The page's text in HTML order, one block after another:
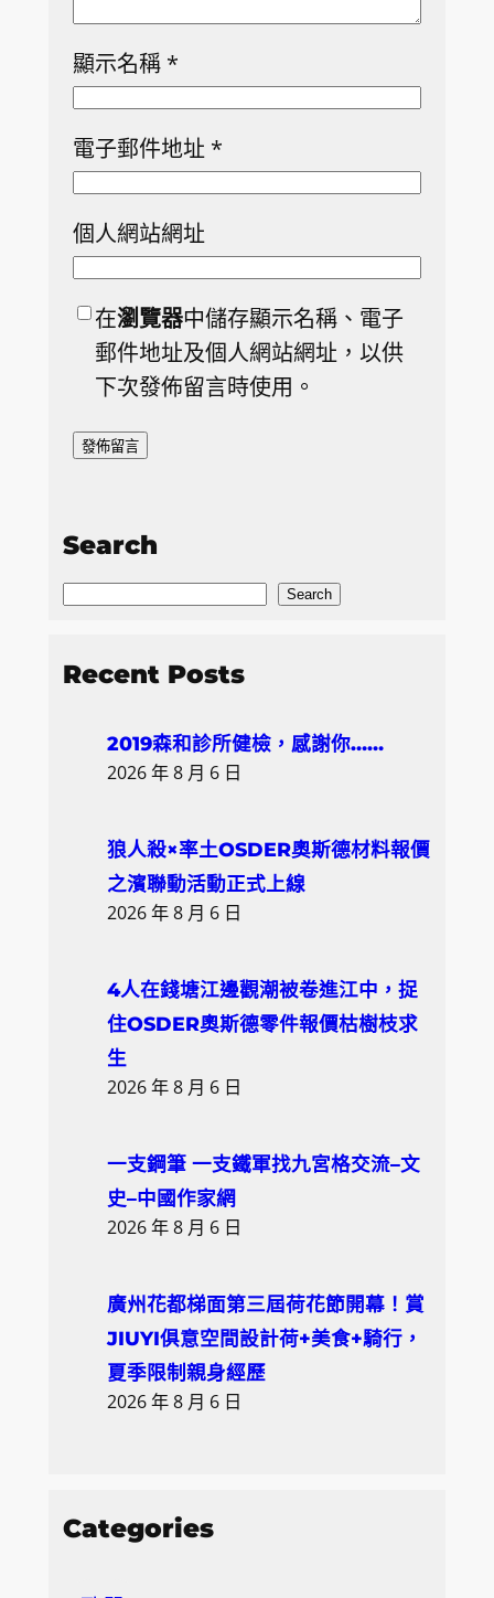
顯示名稱 *
電子郵件地址 *
個人網站網址
在瀏覽器中儲存顯示名稱、電子
郵件地址及個人網站網址，以供
下次發佈留言時使用。
Search
S
a
Search
Recent Posts
2019森和診所健檢，感謝你……
2026 年 8 月 6 日
狼人殺×率土OSDER奧斯德材料報價
之濱聯動活動正式上線
2026 年 8 月 6 日
4人在錢塘江邊觀潮被卷進江中，捉
住OSDER奧斯德零件報價枯樹枝求
生
2026 年 8 月 6 日
一支鋼筆 一支鐵軍找九宮格交流–文
史–中國作家網
2026 年 8 月 6 日
廣州花都梯面第三屆荷花節開幕！賞
JIUYI俱意空間設計荷+美食+騎行，
夏季限制親身經歷
2026 年 8 月 6 日
Categories